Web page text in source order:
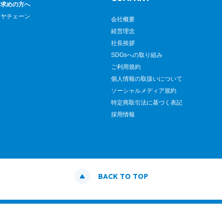
めの方へ
チェーン
会社概要
経営理念
社長挨拶
SDGsへの取り組み
ご利用規約
個人情報の取扱いについて
ソーシャルメディア規約
特定商取引法に基づく表記
採用情報
BACK TO TOP